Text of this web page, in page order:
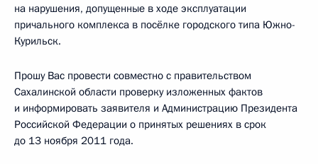
на нарушения, допущенные в ходе эксплуатации
причального комплекса в посёлке городского типа Южно-
Курильск.
Прошу Вас провести совместно с правительством
Сахалинской области проверку изложенных фактов
и информировать заявителя и Администрацию Президента
Российской Федерации о принятых решениях в срок
до 13 ноября 2011 года.